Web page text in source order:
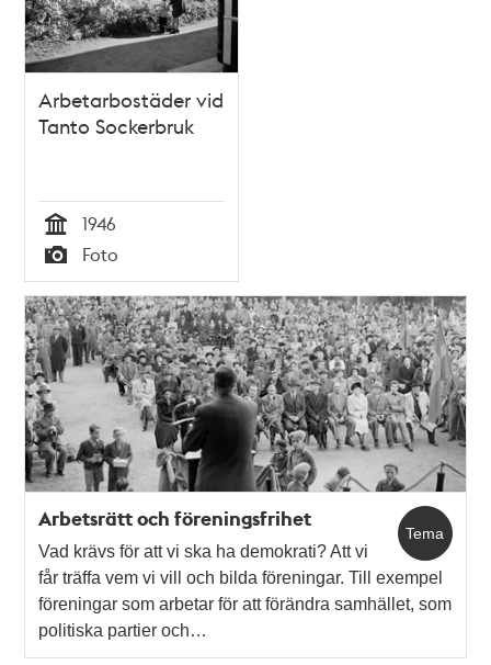
Arbetarbostäder vid
Tanto Sockerbruk
Tid
1946
Typ
Foto
Tema
Arbetsrätt och föreningsfrihet
Vad krävs för att vi ska ha demokrati? Att vi
får träffa vem vi vill och bilda föreningar. Till exempel
föreningar som arbetar för att förändra samhället, som
politiska partier och…